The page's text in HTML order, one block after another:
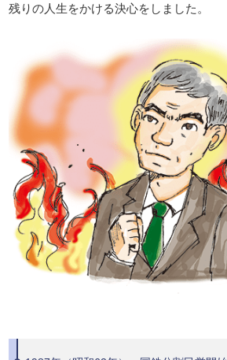
残りの人生をかける決心をしました。